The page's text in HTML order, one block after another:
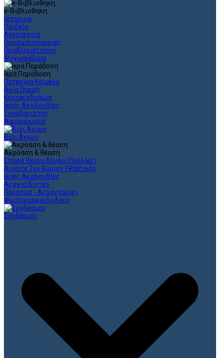
e-Βιβλιοθηκη
Ιστορικά
Παιδεία
Λογοτεχνία
Προσωπογραφίες
Προβληματισμοί
Ψυχωφέλιμα
Ιερά Παράδοση
Πατερικά Κείμενα
Αγία Γραφή
Κυριακοδρόμιο
Ιερές Ακολουθίες
Συναξαριστής
Αφιερώματα
Βίοι Αγίων
Ακρόαση & θέαση
Σπορά Θείου Λόγου (Ομιλίες)
Αινείτε Τον Κύριον (Ψαλτική)
Ιερές Ακολουθίες
Αρχεία Βίντεο
Πέρασμα - Αρχονταρίκι
Φωτογραφικό υλικό
Σύνδεσμοι